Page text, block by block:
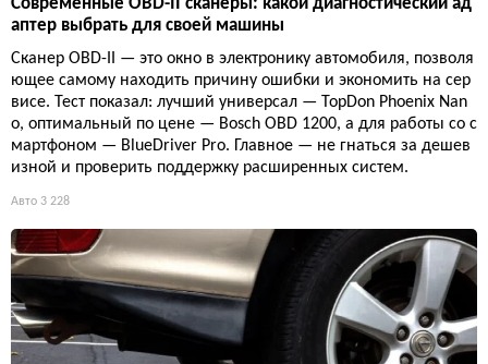
аптер выбрать для своей машины
Сканер OBD-II — это окно в электронику автомобиля, позволя
ющее самому находить причину ошибки и экономить на сер
висе. Тест показал: лучший универсал — TopDon Phoenix Nan
o, оптимальный по цене — Bosch OBD 1200, а для работы со с
мартфоном — BlueDriver Pro. Главное — не гнаться за дешев
изной и проверить поддержку расширенных систем.
Авто 3 228